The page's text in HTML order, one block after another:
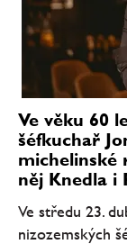
Ve věku 60
šéfkuchař
michelinské
něj Knedla i
Ve středu 23.
nizozemských